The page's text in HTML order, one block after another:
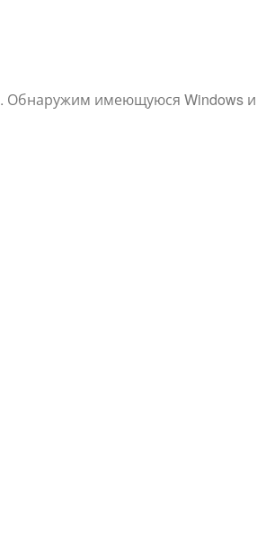
Обнаружим имеющуюся Windows и